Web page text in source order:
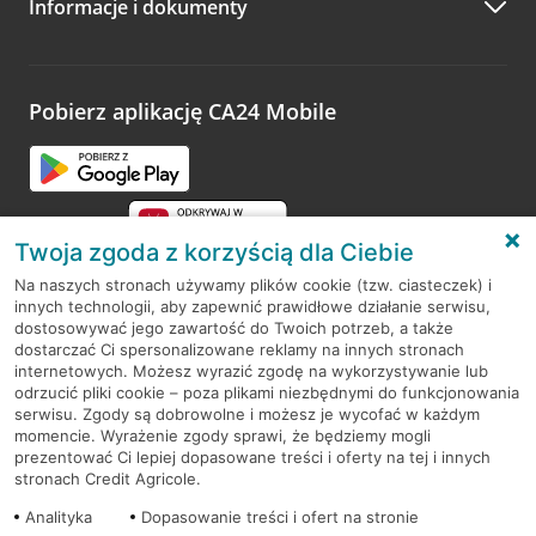
Zachęcamy do podzielenia się z nami opinią o wizycie.
opinie.
Informacje i dokumenty
Pobierz aplikację CA24 Mobile
RODO
Regulamin serwisu
Mapa serwisu
PolitykaCookies
Twoja zgoda z korzyścią dla Ciebie
Na naszych stronach używamy plików cookie (tzw. ciasteczek) i
innych technologii, aby zapewnić prawidłowe działanie serwisu,
dostosowywać jego zawartość do Twoich potrzeb, a także
dostarczać Ci spersonalizowane reklamy na innych stronach
internetowych. Możesz wyrazić zgodę na wykorzystywanie lub
odrzucić pliki cookie – poza plikami niezbędnymi do funkcjonowania
serwisu. Zgody są dobrowolne i możesz je wycofać w każdym
momencie. Wyrażenie zgody sprawi, że będziemy mogli
prezentować Ci lepiej dopasowane treści i oferty na tej i innych
stronach Credit Agricole.
Analityka
Dopasowanie treści i ofert na stronie